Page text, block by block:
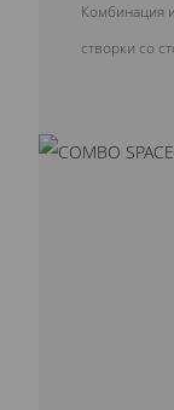
Комбинация
створки со